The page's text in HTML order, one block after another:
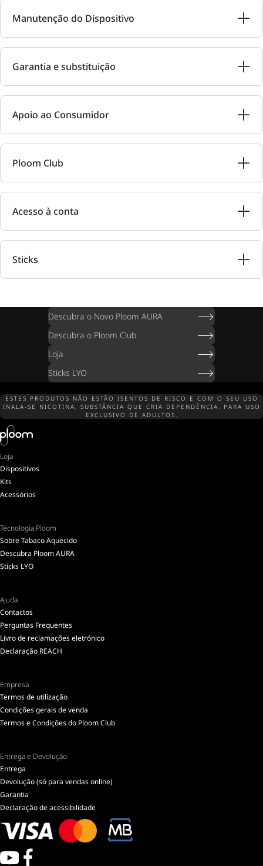
Manutenção do Dispositivo
Garantia e substituição
Apoio ao Consumidor
Ploom Club
Acesso à conta
Sticks
Descubra o Novo Ploom AURA
Descubra o Ploom Club
Loja
Sticks LYO
ESTES PRODUTOS NÃO ESTÃO ISENTOS DE RISCO E COM O SEU USO
INALA-SE NICOTINA, SUBSTÂNCIA QUE CRIA DEPENDÊNCIA. PARA USO
EXCLUSIVO DE ADULTOS.
Loja
Dispositivos
Kits
Acessórios
Tecnologia Ploom
Sobre Tabaco Aquecido
Descubra Ploom AURA
Sticks LYO
Ajuda
Contactos
Perguntas Frequentes
Livro de reclamações eletrónico
Declaração REACH
Empresa
Termos de utilização
Condições gerais de venda
Termos e Condições do Ploom Club
Entrega e Devolução
Entrega
Devolução (só para vendas online)
Garantia
Declaração de acessibilidade